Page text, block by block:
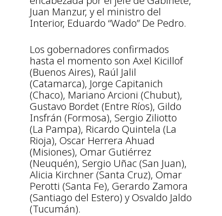
Juan Manzur, y el ministro del
Interior, Eduardo “Wado” De Pedro.
Los gobernadores confirmados
hasta el momento son Axel Kicillof
(Buenos Aires), Raúl Jalil
(Catamarca), Jorge Capitanich
(Chaco), Mariano Arcioni (Chubut),
Gustavo Bordet (Entre Ríos), Gildo
Insfrán (Formosa), Sergio Ziliotto
(La Pampa), Ricardo Quintela (La
Rioja), Oscar Herrera Ahuad
(Misiones), Omar Gutiérrez
(Neuquén), Sergio Uñac (San Juan),
Alicia Kirchner (Santa Cruz), Omar
Perotti (Santa Fe), Gerardo Zamora
(Santiago del Estero) y Osvaldo Jaldo
(Tucumán).